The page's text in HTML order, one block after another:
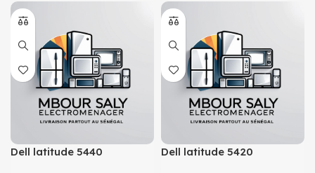
Dell latitude 5440 Dell latitude 5420